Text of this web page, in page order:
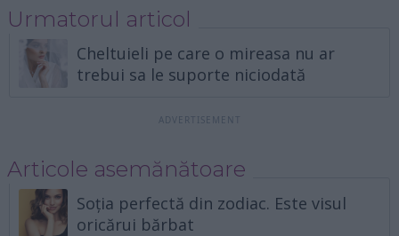
Urmatorul articol
Cheltuieli pe care o mireasa nu ar
trebui sa le suporte niciodată
Articole asemănătoare
Soția perfectă din zodiac. Este visul
oricărui bărbat